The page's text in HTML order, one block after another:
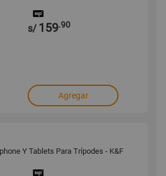
s/ 159.90
Agregar
Y Tablets Para Trípodes - K&F